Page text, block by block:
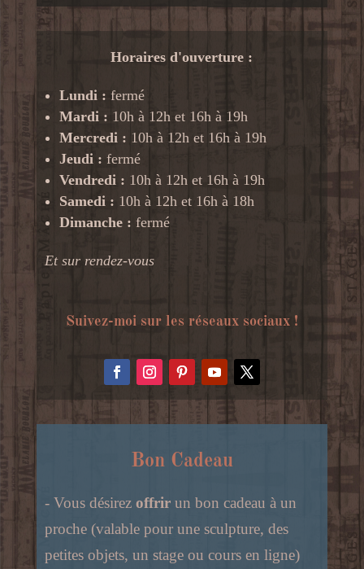
Horaires d'ouverture :
Lundi : fermé
Mardi : 10h à 12h et 16h à 19h
Mercredi : 10h à 12h et 16h à 19h
Jeudi : fermé
Vendredi : 10h à 12h et 16h à 19h
Samedi : 10h à 12h et 16h à 18h
Dimanche : fermé
Et sur rendez-vous
Suivez-moi sur les réseaux sociaux !
Bon Cadeau
- Vous désirez offrir un bon cadeau à un
proche (valable pour une sculpture, des
petites objets, un stage ou cours en ligne)